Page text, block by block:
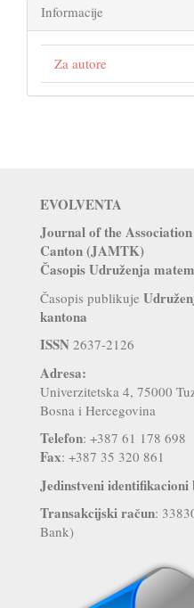
Informacije
Za autore
EVOLVENTA
Journal of the
Canton (JAMTK)
Časopis Udruženja
Časopis publikuje
kantona
ISSN 2637-2126
Adresa:
Univerzitetska 4, 75000
Bosna i Hercegovina
Telefon: +387 61 178 698
Fax: +387 35 320 861
Jedinstveni
Transakcijski račun:
Bank)